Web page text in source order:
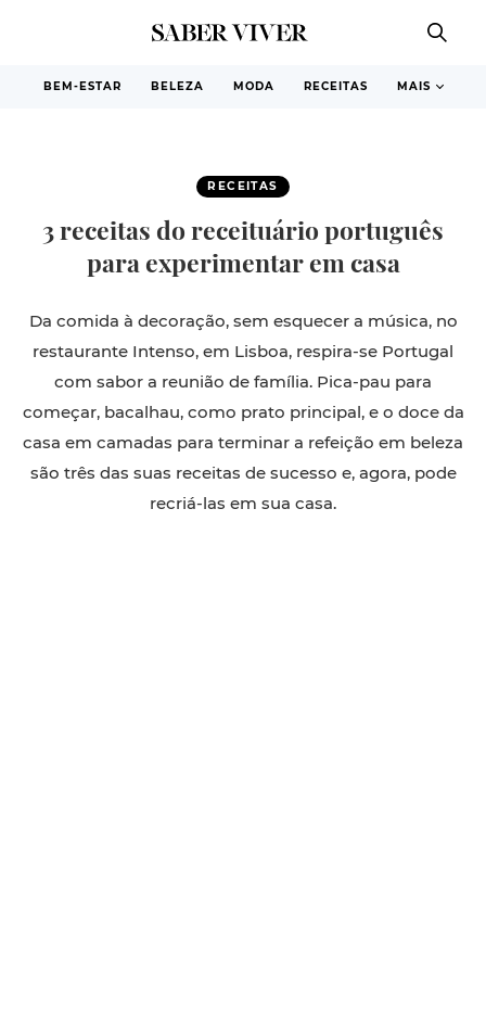
BEM-ESTAR BELEZA MODA RECEITAS MAIS
RECEITAS
3 receitas do receituário português
para experimentar em casa
Da comida à decoração, sem esquecer a música, no
restaurante Intenso, em Lisboa, respira-se Portugal
com sabor a reunião de família. Pica-pau para
começar, bacalhau, como prato principal, e o doce da
casa em camadas para terminar a refeição em beleza
são três das suas receitas de sucesso e, agora, pode
recriá-las em sua casa.